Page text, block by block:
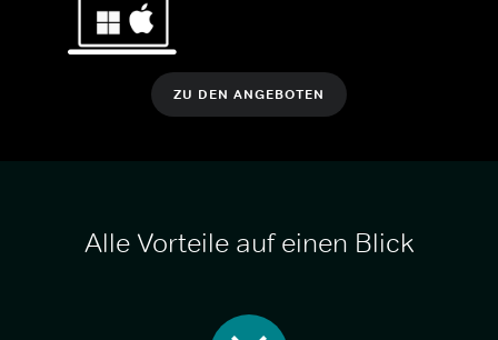
ZU DEN ANGEBOTEN
Alle Vorteile auf einen Blick